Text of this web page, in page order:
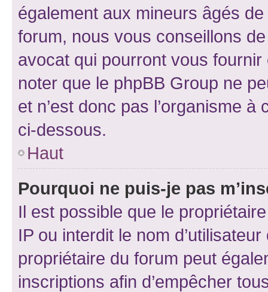
également aux mineurs âgés
forum, nous vous conseillons
avocat qui pourront vous
noter que le phpBB Group ne
et n’est donc pas l’organisme
ci-dessous.
Haut
Pourquoi ne puis-je pas
Il est possible que le
IP ou interdit le nom
propriétaire du forum peut
inscriptions afin d’empêcher